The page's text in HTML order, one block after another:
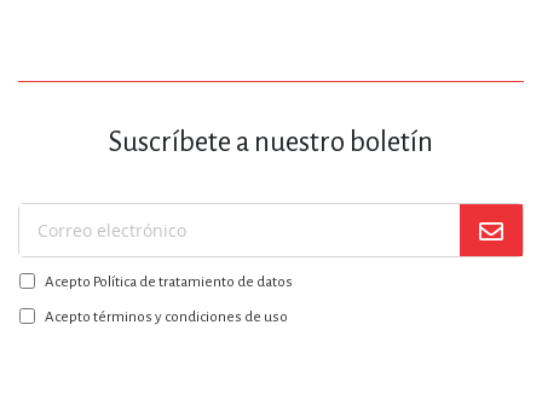
Suscríbete a nuestro boletín
Suscríbase
a
nuestro
boletín:
Acepto Política de tratamiento de datos
Acepto términos y condiciones de uso